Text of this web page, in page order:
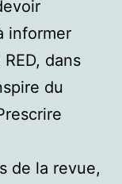
informer
dans
du
de la revue,